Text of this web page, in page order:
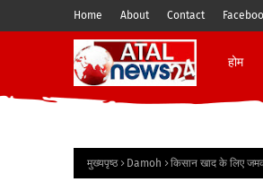
Home About Contact
होम
मुख्यपृष्ठ Damoh किसान खाद के लिए